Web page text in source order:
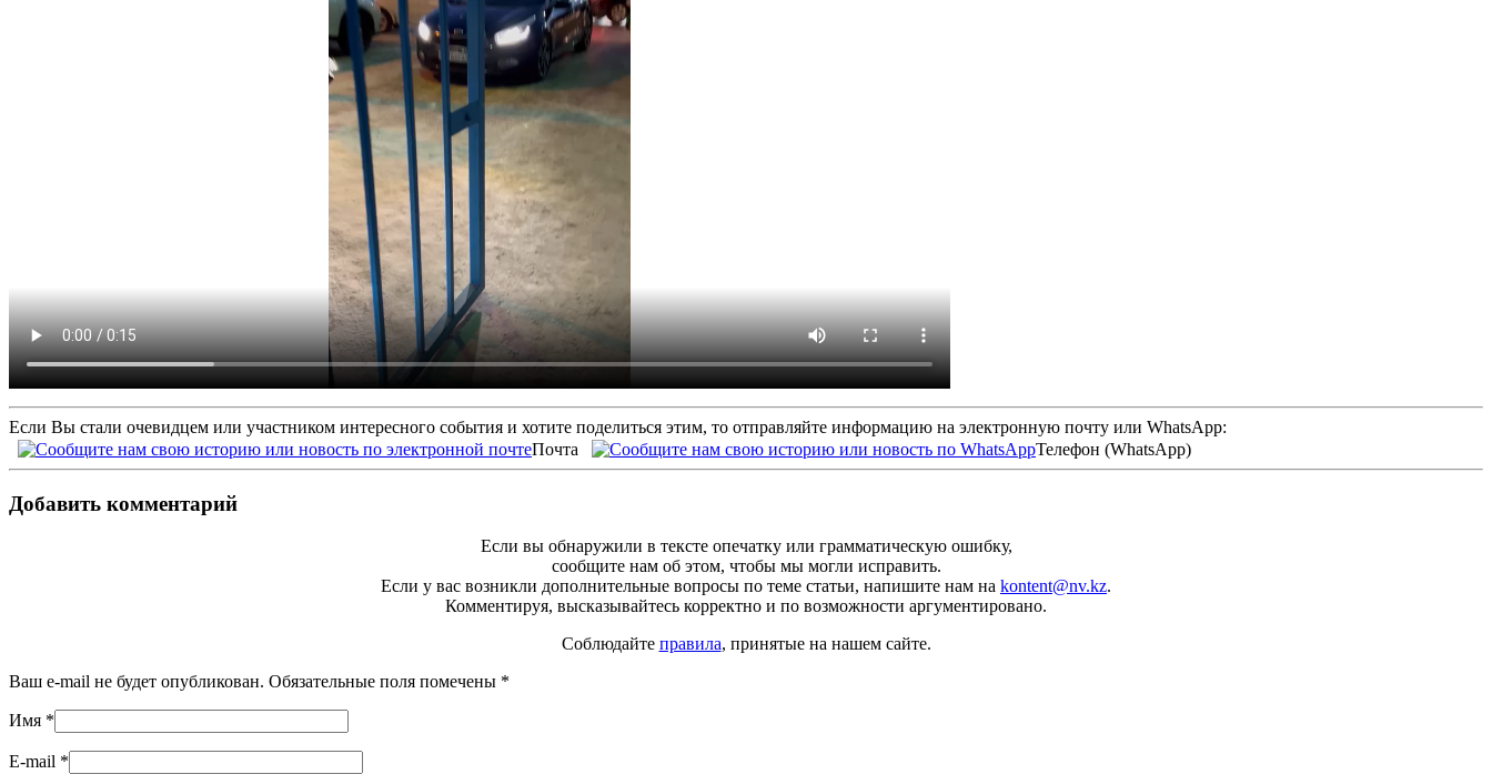
Если Вы стали очевидцем или участником интересного события и хотите поделиться этим, то отправляйте информацию на электронную почту или WhatsApp:
Почта
Телефон (WhatsApp)
Добавить комментарий
Если вы обнаружили в тексте опечатку или грамматическую ошибку,
сообщите нам об этом, чтобы мы могли исправить.
Если у вас возникли дополнительные вопросы по теме статьи, напишите нам на kontent@nv.kz.
Комментируя, высказывайтесь корректно и по возможности аргументировано.
Соблюдайте правила, принятые на нашем сайте.
Ваш e-mail не будет опубликован. Обязательные поля помечены *
Имя *
E-mail *